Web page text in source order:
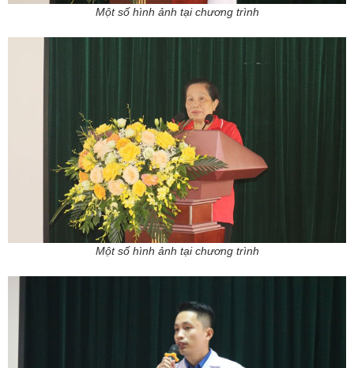
Một số hình ảnh tại chương trình
Một số hình ảnh tại chương trình